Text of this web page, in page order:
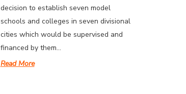
decision to establish seven model
schools and colleges in seven divisional
cities which would be supervised and
financed by them...
Read More